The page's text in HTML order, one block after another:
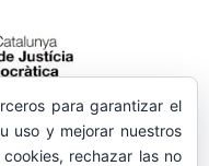
para garantizar el
uso y mejorar nuestros
rechazar las no